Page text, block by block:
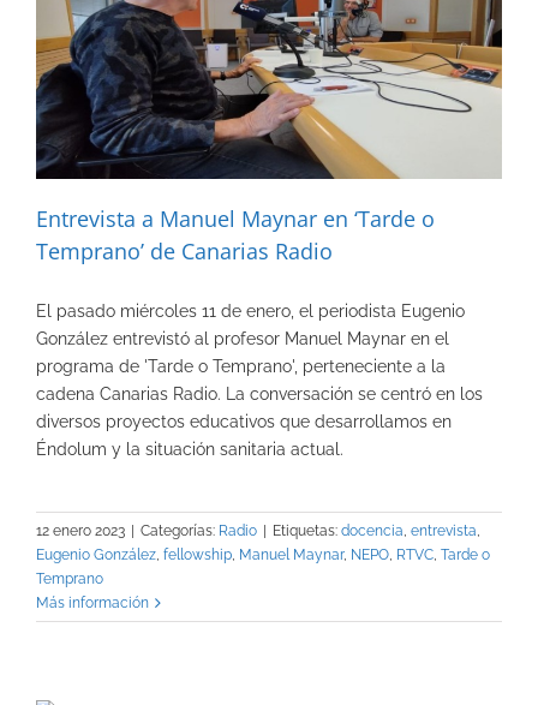
Entrevista a Manuel Maynar en ‘Tarde o
Temprano’ de Canarias Radio
El pasado miércoles 11 de enero, el periodista Eugenio
González entrevistó al profesor Manuel Maynar en el
programa de 'Tarde o Temprano', perteneciente a la
cadena Canarias Radio. La conversación se centró en los
diversos proyectos educativos que desarrollamos en
Éndolum y la situación sanitaria actual.
12 enero 2023 Categorías: Radio Etiquetas: docencia, entrevista,
Eugenio González, fellowship, Manuel Maynar, NEPO, RTVC, Tarde o
Temprano
Más información